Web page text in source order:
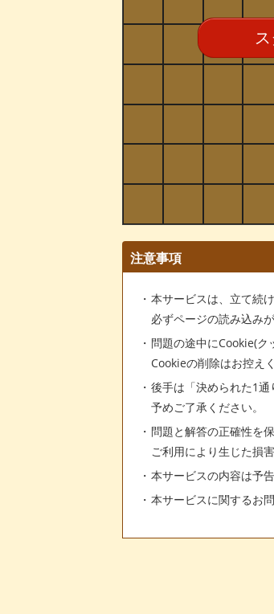
注意事項
本サービスは、立て続
必ずページの読み込み
問題の途中にCookie(ク
Cookieの削除はお控え
後手は「決められた1通
予めご了承ください。
問題と解答の正確性を
ご利用により生じた損
本サービスの内容は予
本サービスに関するお